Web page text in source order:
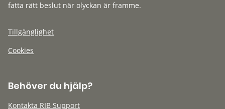
fatta rätt beslut när olyckan är framme.
Tillgänglighet
Cookies
Behöver du hjälp?
Kontakta RIB Support